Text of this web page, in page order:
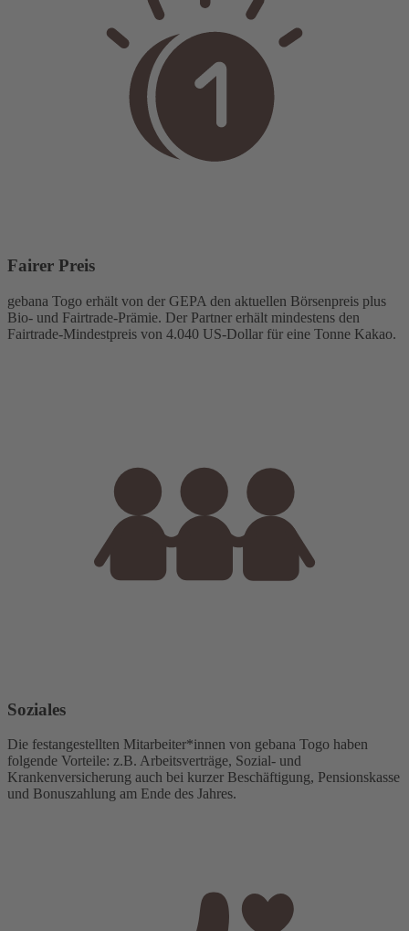
Fairer Preis
gebana Togo erhält von der GEPA den aktuellen Börsenpreis plus
Bio- und Fairtrade-Prämie. Der Partner erhält mindestens den
Fairtrade-Mindestpreis von 4.040 US-Dollar für eine Tonne Kakao.
Soziales
Die festangestellten Mitarbeiter*innen von gebana Togo haben
folgende Vorteile: z.B. Arbeitsverträge, Sozial- und
Krankenversicherung auch bei kurzer Beschäftigung, Pensionskasse
und Bonuszahlung am Ende des Jahres.